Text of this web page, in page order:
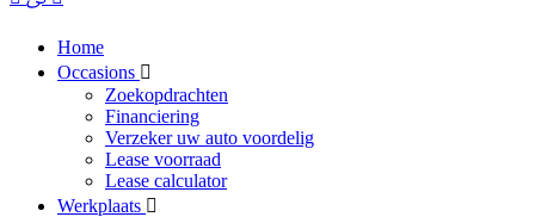
Home
Occasions
Zoekopdrachten
Financiering
Verzeker uw auto voordelig
Lease voorraad
Lease calculator
Werkplaats